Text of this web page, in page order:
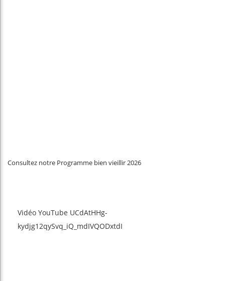
Consultez notre Programme bien vieillir 2026
Vidéo YouTube UCdAtHHg-
kydjg12qySvq_iQ_mdIVQODxtdI